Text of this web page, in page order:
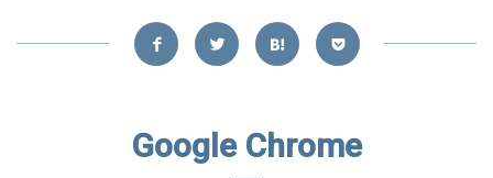
Google Chrome